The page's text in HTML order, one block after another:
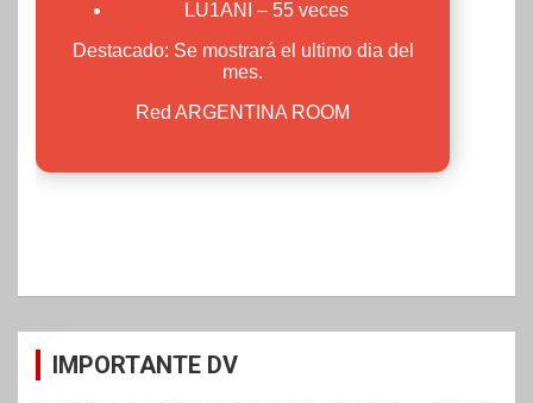
IMPORTANTE DV